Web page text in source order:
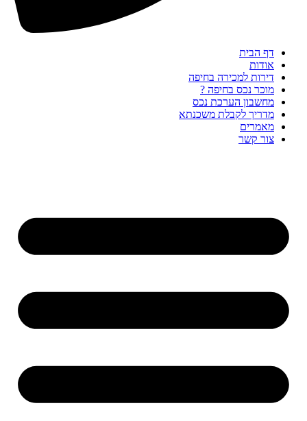
דף הבית
אודות
דירות למכירה בחיפה
מוכר נכס בחיפה ?
מחשבון הערכת נכס
מדריך לקבלת משכנתא
מאמרים
צור קשר